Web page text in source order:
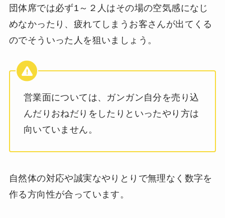
団体席では必ず1～２人はその場の空気感になじ
めなかったり、疲れてしまうお客さんが出てくる
のでそういった人を狙いましょう。
営業面については、ガンガン自分を売り込
んだりおねだりをしたりといったやり方は
向いていません。
自然体の対応や誠実なやりとりで無理なく数字を
作る方向性が合っています。